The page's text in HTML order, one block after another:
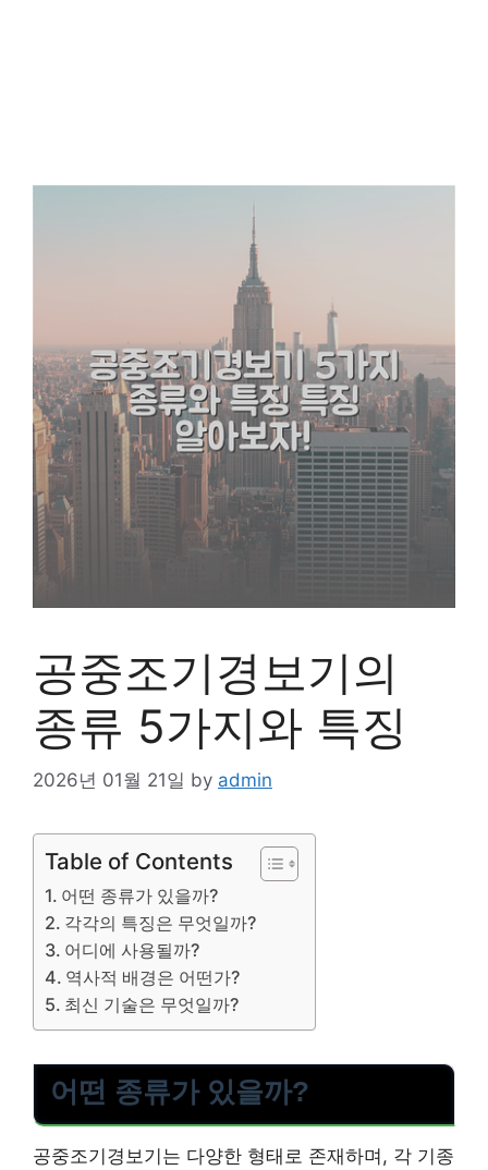
공중조기경보기의
종류 5가지와 특징
2026년 01월 21일 by admin
Table of Contents
어떤 종류가 있을까?
각각의 특징은 무엇일까?
어디에 사용될까?
역사적 배경은 어떤가?
최신 기술은 무엇일까?
어떤 종류가 있을까?
공중조기경보기는 다양한 형태로 존재하며, 각 기종